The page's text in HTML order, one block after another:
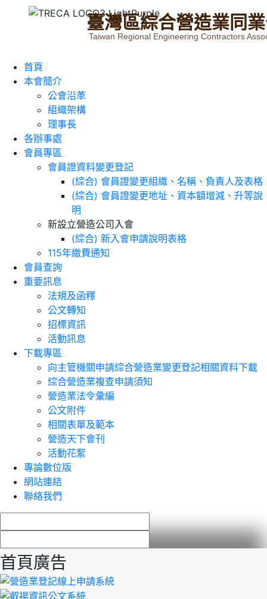
臺灣區綜合營造業同業
Taiwan Regional Engineering Contractors
首頁
本會簡介
公會沿革
組織架構
理事長
各辦事處
會員專區
會員證資料變更登記
(綜合) 會員證變更組織、名稱、負責人及表格
(綜合) 會員證變更地址、資本額增減、升等說
明
新設立營造公司入會
(綜合) 新入會申請說明表格
115年繳費通知
會員查詢
重要訊息
法規及函釋
公文轉知
招標資訊
活動訊息
下載專區
向主管機關申請綜合營造業變更登記相關資料下載
綜合營造業複查申請須知
營造業法令彙編
公文附件
相關表單及範本
營造天下會刊
活動花絮
專論數位版
網站連結
聯絡我們
首頁廣告